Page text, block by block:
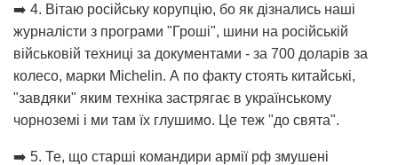
➡️ 4. Вітаю російську корупцію, бо як дізнались наші
журналісти з програми "Гроші", шини на російській
військовій техниці за документами - за 700 доларів за
колесо, марки Michelin. А по факту стоять китайські,
"завдяки" яким техніка застрягає в українському
чорноземі і ми там їх глушимо. Це теж "до свята".
➡️ 5. Те, що старші командири армії рф змушені